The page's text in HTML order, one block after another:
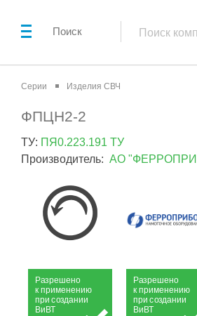
Поиск
Серии Изделия СВЧ
ФПЦН2-2
ТУ: ПЯ0.223.191 ТУ
Производитель: АО
Разрешено
к применению
присоздании
Ви ВТ
Разрешено
к применению
присоздании
Ви ВТ